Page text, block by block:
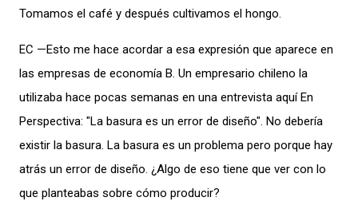
Tomamos el café y después cultivamos el hongo.
EC —Esto me hace acordar a esa expresión que aparece en
las empresas de economía B. Un empresario chileno la
utilizaba hace pocas semanas en una entrevista aquí En
Perspectiva: "La basura es un error de diseño". No debería
existir la basura. La basura es un problema pero porque hay
atrás un error de diseño. ¿Algo de eso tiene que ver con lo
que planteabas sobre cómo producir?